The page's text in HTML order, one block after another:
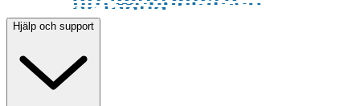
Hjälp och support